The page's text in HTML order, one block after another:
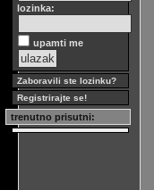
lozinka:
upamti me
Zaboravili ste lozinku?
Registrirajte se!
trenutno prisutni: